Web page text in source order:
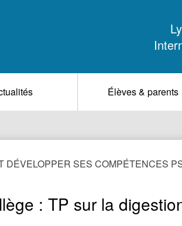
Élèves & parents
DÉVELOPPER SES COMPÉTENCES
: TP sur la